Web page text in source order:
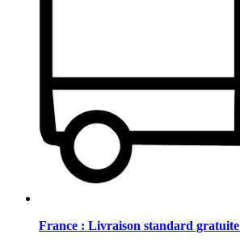
France : Livraison standard gratuite